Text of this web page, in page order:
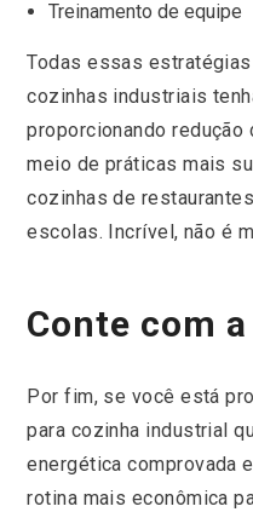
Treinamento de equipe
Todas essas
cozinhas industriais
proporcionando
meio de práticas mais
cozinhas de
escolas. Incrível, não é
Conte com
Por fim, se você está
para cozinha industrial
energética comprovada
rotina mais econômica